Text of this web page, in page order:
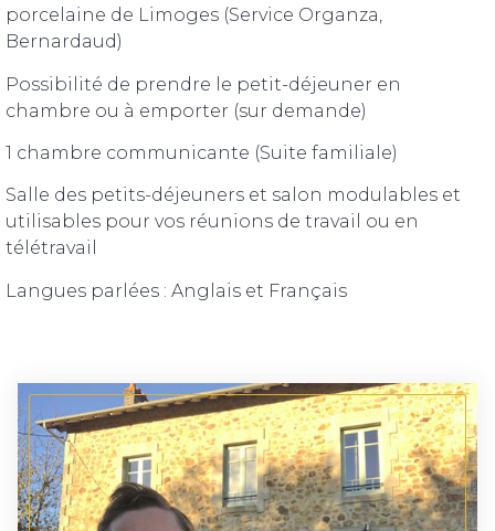
porcelaine de Limoges (Service Organza,
Bernardaud)
Possibilité de prendre le petit-déjeuner en
chambre ou à emporter (sur demande)
1 chambre communicante (Suite familiale)
Salle des petits-déjeuners et salon modulables et
utilisables pour vos réunions de travail ou en
télétravail
Langues parlées : Anglais et Français